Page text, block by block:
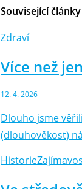
Související články
Zdraví
Více než
12. 4. 2026
Dlouho jsme
(dlouhověkost)
Historie